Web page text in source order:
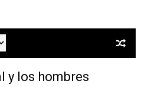
del siglo XXI
otros
y los hombres